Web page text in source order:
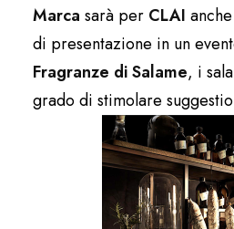
Marca sarà per CLAI
di presentazione in un
Fragranze di Salame, i
grado di stimolare